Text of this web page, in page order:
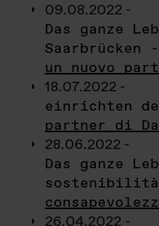
09.08.2022 -
Das ganze
Saarbrücken
un nuovo
18.07.2022 -
einrichten
partner di
28.06.2022 -
Das ganze
26.04.2022 -